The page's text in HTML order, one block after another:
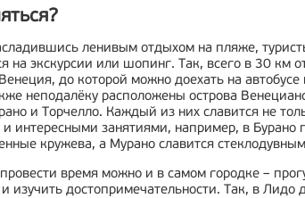
ленивым отдыхом на пляже,
на экскурсии или шопинг. Так, всего в 30 км
до которой можно доехать на
неподалёку расположены острова
и Торчелло. Каждый из них славится не
интересными занятиями, например, в Бурано
кружева, а Мурано славится
провести время можно и в самом городке –
изучить достопримечательности. Так, в Лидо